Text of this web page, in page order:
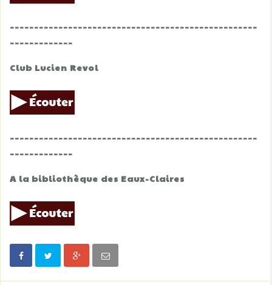
Club Lucien Revol
A la bibliothèque des Eaux-Claires